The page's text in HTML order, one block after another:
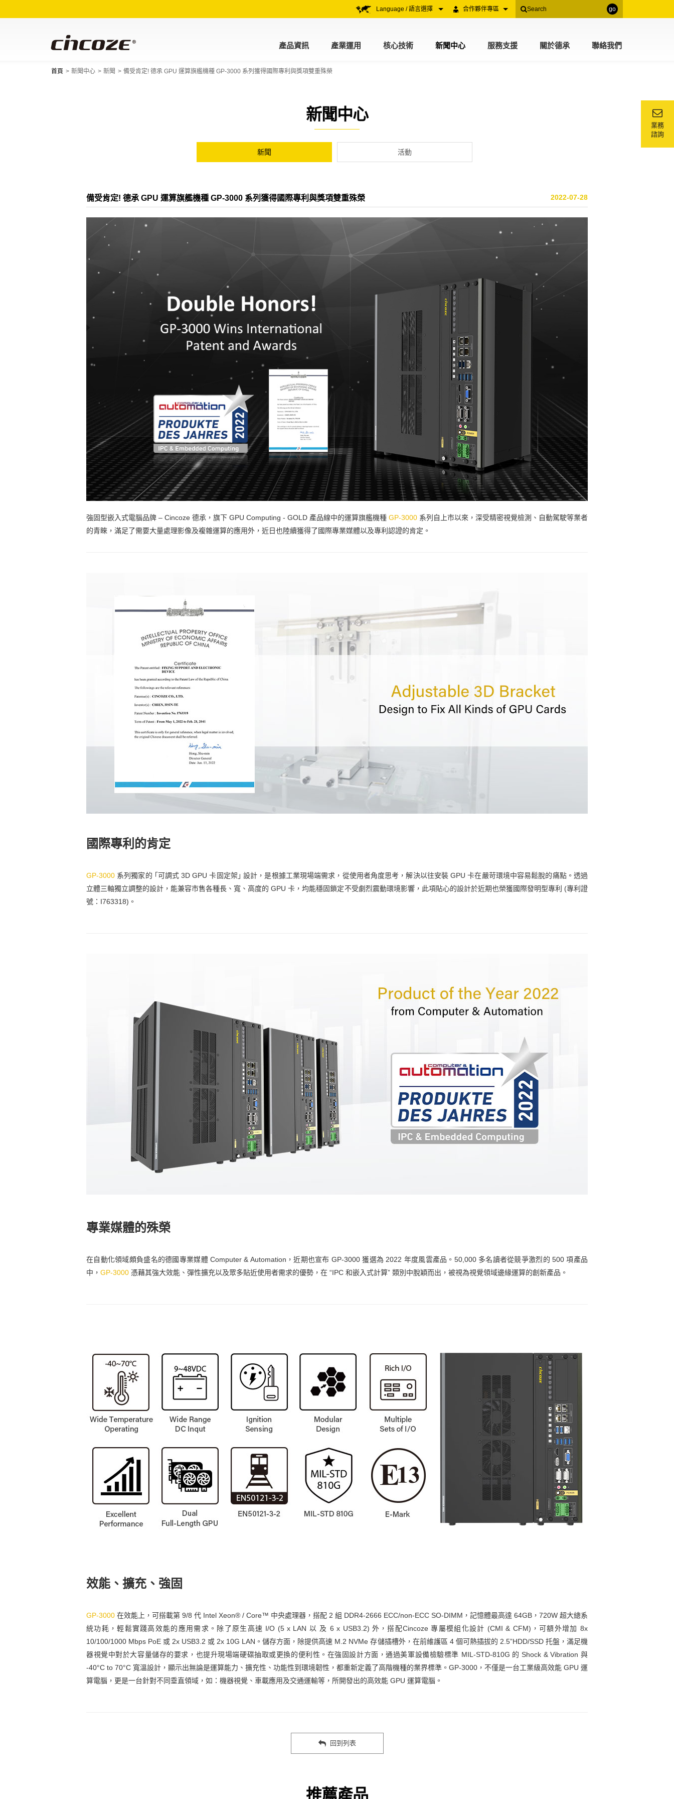
go
合作夥伴專區
Language / 語言選擇
產品資訊 產業運用 核心技術 新聞中心 服務支援 關於德承 聯絡我們
業務
諮詢
首頁 新聞中心 新聞 備受肯定! 德承 GPU 運算旗艦機種 GP-3000 系列獲得國際專利與獎項雙重殊榮
新聞中心
新聞 活動
2022-07-28
備受肯定! 德承 GPU 運算旗艦機種 GP-3000 系列獲得國際專利與獎項雙重殊榮
強固型嵌入式電腦品牌 – Cincoze 德承，旗下 GPU Computing - GOLD 產品線中的運算旗艦機種 GP-3000 系列自上市以來，深受精密視覺檢測、自動駕駛等業者
的青睞，滿足了需要大量處理影像及複雜運算的應用外，近日也陸續獲得了國際專業媒體以及專利認證的肯定。
國際專利的肯定
GP-3000 系列獨家的 ｢可調式 3D GPU 卡固定架｣ 設計，是根據工業現場端需求，從使用者角度思考，解決以往安裝 GPU 卡在嚴苛環境中容易鬆脫的痛點。透過
立體三軸獨立調整的設計，能兼容市售各種長、寬、高度的 GPU 卡，均能穩固鎖定不受劇烈震動環境影響，此項貼心的設計於近期也榮獲國際發明型專利 (專利證
號：I763318)。
專業媒體的殊榮
在自動化領域頗負盛名的德國專業媒體 Computer & Automation，近期也宣布 GP-3000 獲選為 2022 年度風雲產品。50,000 多名讀者從競爭激烈的 500 項產品
中， GP-3000 憑藉其強大效能、彈性擴充以及眾多貼近使用者需求的優勢，在 “IPC 和嵌入式計算” 類別中脫穎而出，被視為視覺領域邊緣運算的創新產品。
效能、擴充、強固
GP-3000 在效能上，可搭載第 9/8 代 Intel Xeon® / Core™ 中央處理器，搭配 2 組 DDR4-2666 ECC/non-ECC SO-DIMM，記憶體最高達 64GB，720W 超大總系
統功耗，輕鬆實踐高效能的應用需求。除了原生高速 I/O (5 x LAN 以 及 6 x USB3.2) 外，搭配Cincoze 專屬模組化設計 (CMI & CFM)，可額外增加 8x
10/100/1000 Mbps PoE 或 2x USB3.2 或 2x 10G LAN。儲存方面，除提供高速 M.2 NVMe 存儲插槽外，在前維護區 4 個可熱插拔的 2.5”HDD/SSD 托盤，滿足機
器視覺中對於大容量儲存的要求，也提升現場端硬碟抽取或更換的便利性。在強固設計方面，通過美軍設備檢驗標準 MIL-STD-810G 的 Shock & Vibration 與
-40°C to 70°C 寬溫設計，顯示出無論是運算能力、擴充性、功能性到環境韌性，都重新定義了高階機種的業界標準。GP-3000，不僅是一台工業級高效能 GPU 運
算電腦，更是一台針對不同垂直領域，如：機器視覺、車載應用及交通運輸等，所開發出的高效能 GPU 運算電腦。
回到列表
推薦產品